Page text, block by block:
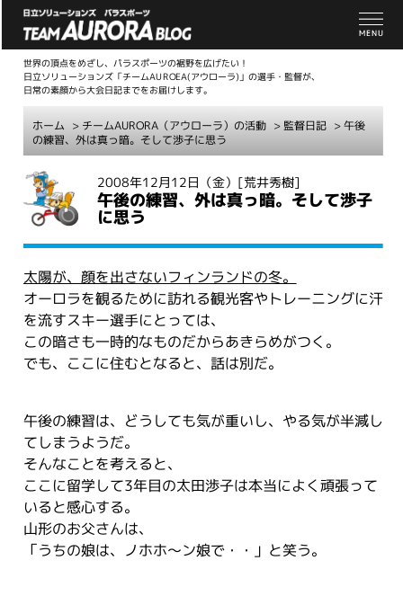
世界の頂点をめざし、パラスポーツの裾野を広げたい！
日立ソリューションズ「チームAUROEA(アウローラ)」の選手・監督が、
日常の素顔から大会日記までをお届けします。
ホーム > チームAURORA（アウローラ）の活動 > 監督日記 > 午後
の練習、外は真っ暗。そして渉子に思う
2008年12月12日（金） [荒井秀樹]
午後の練習、外は真っ暗。そして渉子
に思う
太陽が、顔を出さないフィンランドの冬。
オーロラを観るために訪れる観光客やトレーニングに汗
を流すスキー選手にとっては、
この暗さも一時的なものだからあきらめがつく。
でも、ここに住むとなると、話は別だ。
午後の練習は、どうしても気が重いし、やる気が半減し
てしまうようだ。
そんなことを考えると、
ここに留学して3年目の太田渉子は本当によく頑張って
いると感心する。
山形のお父さんは、
「うちの娘は、ノホホ～ン娘で・・」と笑う。